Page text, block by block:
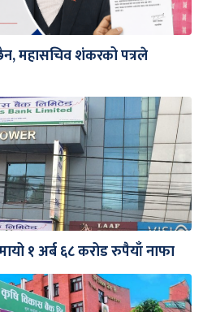
महासचिव शंकरको पत्रले
१ अर्ब ६८ करोड रुपैयाँ नाफा